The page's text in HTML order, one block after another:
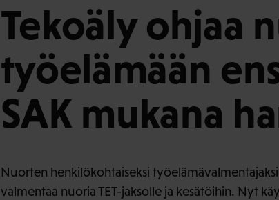
Tekoäly ohjaa
työelämään
SAK mukana
Nuorten henkilökohtaiseksi
valmentaa nuoria TET-jaksolle ja kesätöihin. Nyt